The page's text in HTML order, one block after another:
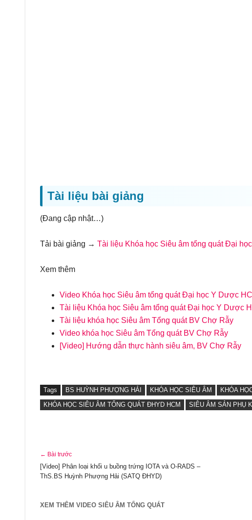
Tài liệu bài giảng
(Đang cập nhật…)
Tải bài giảng → Tài liệu Khóa học Siêu âm tổng quát Đại
Xem thêm
Video Khóa học Siêu âm tổng quát Đại học Y Dược
Tài liệu Khóa học Siêu âm tổng quát Đại học Y Dược
Tài liệu khóa học Siêu âm Tổng quát BV Chợ Rẫy
Video khóa học Siêu âm Tổng quát BV Chợ Rẫy
[Video] Hướng dẫn thực hành siêu âm, BV Chợ Rẫy
Tags BS HUỲNH PHƯỢNG HẢI KHÓA HỌC SIÊU ÂM
KHÓA
KHÓA HỌC SIÊU ÂM TỔNG QUÁT ĐHYD HCM
SIÊU ÂM SẢN PHỤ
← Bài trước
[Video] Phân loại khối u buồng trứng IOTA và O-RADS –
ThS.BS Huỳnh Phượng Hải (SATQ ĐHYD)
XEM THÊM VIDEO SIÊU ÂM TỔNG QUÁT